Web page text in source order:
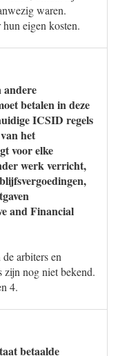
waren.
eigen kosten.
andere
betalen in deze
ICSID regels
het
voor elke
werk verricht,
and Financial
arbiters en
zijn nog niet bekend.
4.
betaalde